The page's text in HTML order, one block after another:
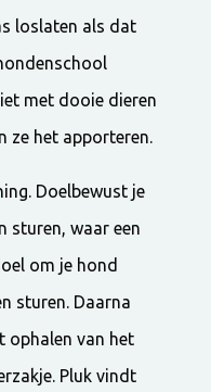
loslaten als dat
met dooie dieren
ze het apporteren.
Doelbewust je
sturen, waar een
om je hond
sturen. Daarna
ophalen van het
Pluk vindt